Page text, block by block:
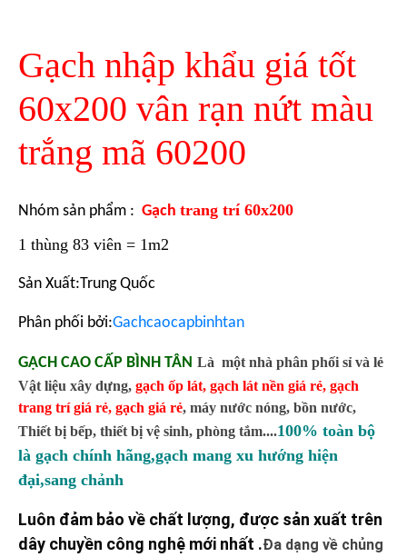
Gạch nhập khẩu giá tốt
60x200 vân rạn nứt màu
trắng mã 60200
Nhóm sản phẩm : Gạch trang trí 60x200
1 thùng 83 viên = 1m2
Sản Xuất:Trung Quốc
Phân phối bởi:Gachcaocapbinhtan
GẠCH CAO CẤP BÌNH TÂN Là một nhà phân phối sỉ và lẻ
Vật liệu xây dựng, gạch ốp lát, gạch lát nền giá rẻ, gạch
trang trí giá rẻ, gạch giá rẻ, máy nước nóng, bồn nước,
Thiết bị bếp, thiết bị vệ sinh, phòng tắm....100% toàn bộ
là gạch chính hãng,gạch mang xu hướng hiện
đại,sang chảnh
Luôn đảm bảo về chất lượng, được sản xuất trên
dây chuyền công nghệ mới nhất .Đa dạng về chủng